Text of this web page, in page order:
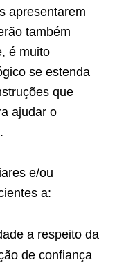
apresentarem
também
é muito
se estenda
que
ajudar o
e/ou
a:
a respeito da
de confiança